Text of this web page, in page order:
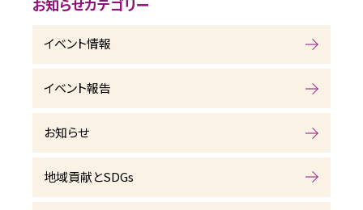
お知らせカテゴリー
イベント情報
イベント報告
お知らせ
地域貢献とSDGs